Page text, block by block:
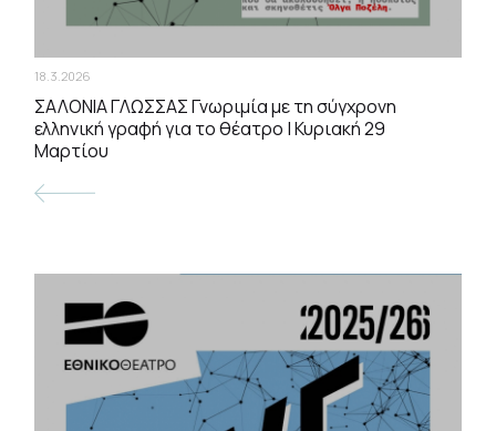
18.3.2026
ΣΑΛΟΝΙΑ ΓΛΩΣΣΑΣ Γνωριμία με τη σύγχρονη
ελληνική γραφή για το θέατρο | Κυριακή 29
Μαρτίου